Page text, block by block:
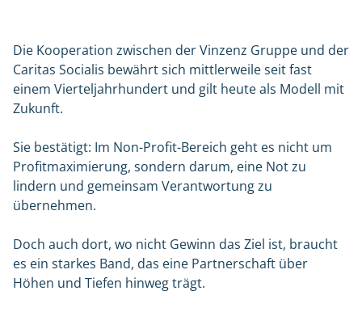
Die Kooperation zwischen der Vinzenz Gruppe und der
Caritas Socialis bewährt sich mittlerweile seit fast
einem Vierteljahrhundert und gilt heute als Modell mit
Zukunft.
Sie bestätigt: Im Non-Profit-Bereich geht es nicht um
Profitmaximierung, sondern darum, eine Not zu
lindern und gemeinsam Verantwortung zu
übernehmen.
Doch auch dort, wo nicht Gewinn das Ziel ist, braucht
es ein starkes Band, das eine Partnerschaft über
Höhen und Tiefen hinweg trägt.